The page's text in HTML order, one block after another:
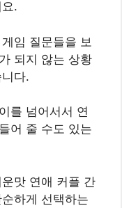
.
임 질문들을 보
되지 않는 상황
다.
를 넘어서서 연
어 줄 수도 있는
맛 연애 커플 간
하게 선택하는